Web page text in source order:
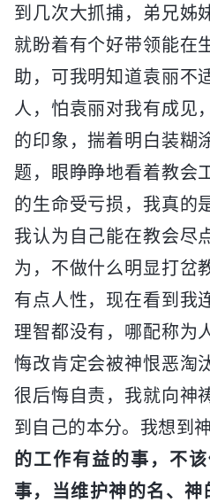
到几次大抓捕，弟兄姊
就盼着有个好带领能在
助，可我明知道袁丽不
人，怕袁丽对我有成见
的印象，揣着明白装糊
题，眼睁睁地看着教会
的生命受亏损，我真的
我认为自己能在教会尽
为，不做什么明显打岔
有点人性，现在看到我
理智都没有，哪配称为
悔改肯定会被神恨恶淘
很后悔自责，我就向神
到自己的本分。我想到
的工作有益的事，不
事，当维护神的名、神